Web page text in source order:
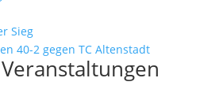
Sieg
40-2 gegen TC Altenstadt